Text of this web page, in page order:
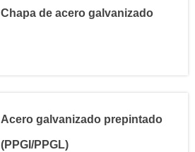
Chapa de acero galvanizado
Acero galvanizado prepintado
(PPGI/PPGL)